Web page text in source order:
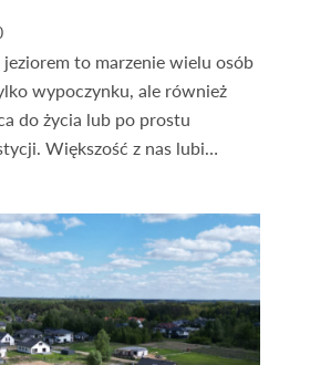
jeziorem to marzenie wielu osób
wypoczynku, ale również
do życia lub po prostu
Większość z nas lubi
z naturą i ciszę, dlatego
jeziorem wiąże się jednak często
które należy wziąć pod
formalne i praktyczne – od
jej uzbrojenie, po możliwość
jeziorem zgodnie z